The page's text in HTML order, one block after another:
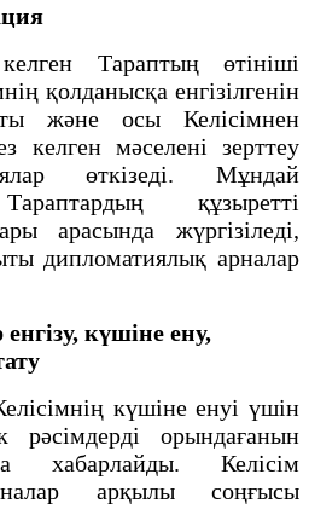
Тараптың өтініші
қолданысқа енгізілгенін
және осы Келісімнен
келген мәселені зерттеу
өткізеді. Мұндай
құзыретті
арасында жүргізіледі,
дипломатиялық арналар
енгізу, күшіне ену,
күшіне енуі үшін
рәсімдерді орындағанын
хабарлайды. Келісім
арқылы соңғысы